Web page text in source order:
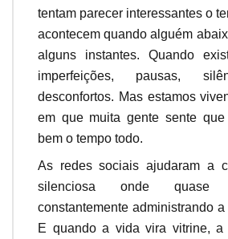
tentam parecer interessantes o
acontecem quando alguém
alguns instantes. Quando
imperfeições, pausas,
desconfortos. Mas estamos
em que muita gente sente que
bem o tempo todo.
As redes sociais ajudaram a
silenciosa onde quase
constantemente administrando
E quando a vida vira vitrine, a